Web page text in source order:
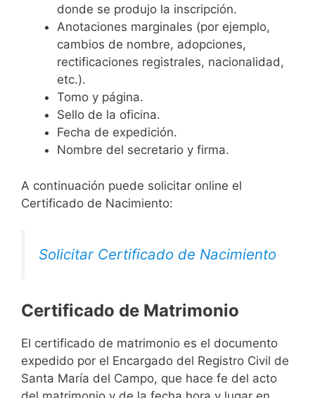
donde se produjo la inscripción.
Anotaciones marginales (por ejemplo,
cambios de nombre, adopciones,
rectificaciones registrales, nacionalidad,
etc.).
Tomo y página.
Sello de la oficina.
Fecha de expedición.
Nombre del secretario y firma.
A continuación puede solicitar online el
Certificado de Nacimiento:
Solicitar Certificado de Nacimiento
Certificado de Matrimonio
El certificado de matrimonio es el documento
expedido por el Encargado del Registro Civil de
Santa María del Campo, que hace fe del acto